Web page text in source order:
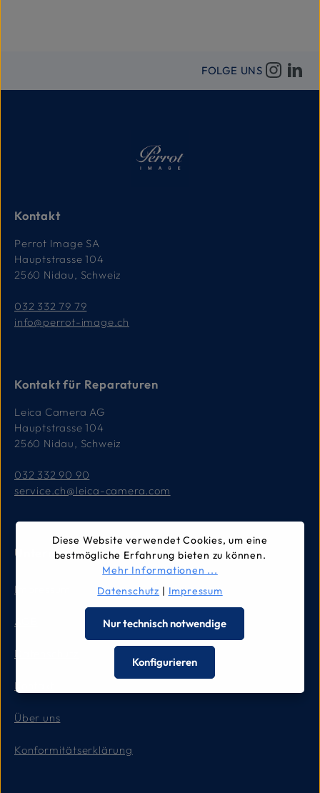
FOLGE UNS
Kontakt
Perrot Image SA
Hauptstrasse 104
2560 Nidau, Schweiz
032 332 79 79
info@perrot-image.ch
Kontakt für Reparaturen
Leica Camera AG
Hauptstrasse 104
2560 Nidau, Schweiz
032 332 90 90
service.ch@leica-camera.com
Unternehmen
Impressum
AGB
Datenschutz
Kontakt
Über uns
Konformitätserklärung
Diese Website verwendet Cookies, um eine
bestmögliche Erfahrung bieten zu können.
Mehr Informationen ...
Datenschutz | Impressum
Nur technisch notwendige
Konfigurieren